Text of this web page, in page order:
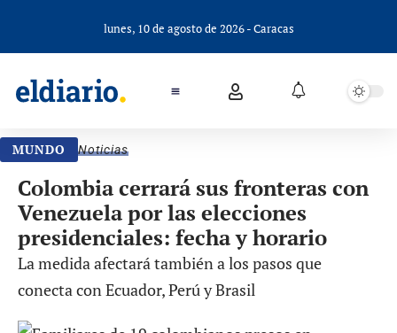
lunes, 10 de agosto de 2026 - Caracas
MUNDO Noticias
Colombia cerrará sus fronteras con
Venezuela por las elecciones
presidenciales: fecha y horario
La medida afectará también a los pasos que
conecta con Ecuador, Perú y Brasil